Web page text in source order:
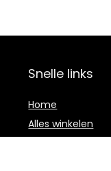
Snelle links
Home
Alles winkelen